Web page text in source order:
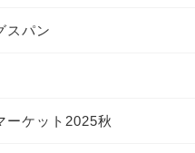
スパン
ーケット2025秋